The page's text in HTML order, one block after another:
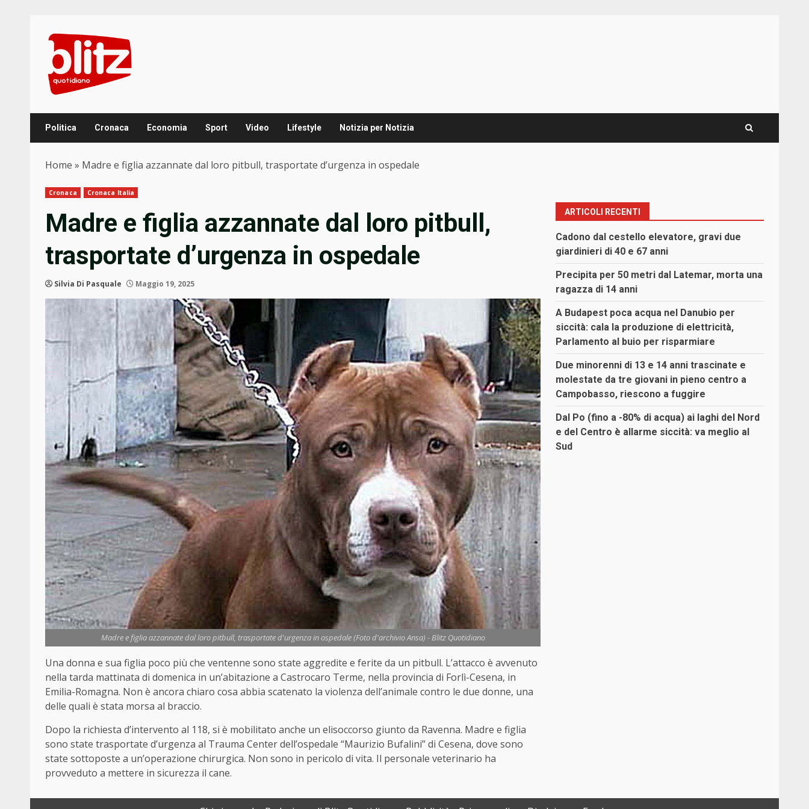
content
Politica Cronaca Economia Sport Video Lifestyle Notizia per Notizia
Home » Madre e figlia azzannate dal loro pitbull, trasportate d’urgenza in ospedale
Cronaca Cronaca Italia
Madre e figlia azzannate dal loro pitbull,
trasportate d’urgenza in ospedale
Silvia Di Pasquale Maggio 19, 2025
Madre e figlia azzannate dal loro pitbull, trasportate d'urgenza in ospedale (Foto d'archivio Ansa) - Blitz Quotidiano
Una donna e sua figlia poco più che ventenne sono state aggredite e ferite da un pitbull. L’attacco è avvenuto
nella tarda mattinata di domenica in un’abitazione a Castrocaro Terme, nella provincia di Forlì-Cesena, in
Emilia-Romagna. Non è ancora chiaro cosa abbia scatenato la violenza dell’animale contro le due donne, una
delle quali è stata morsa al braccio.
Dopo la richiesta d’intervento al 118, si è mobilitato anche un elisoccorso giunto da Ravenna. Madre e figlia
sono state trasportate d’urgenza al Trauma Center dell’ospedale “Maurizio Bufalini” di Cesena, dove sono
state sottoposte a un’operazione chirurgica. Non sono in pericolo di vita. Il personale veterinario ha
provveduto a mettere in sicurezza il cane.
ARTICOLI RECENTI
Cadono dal cestello elevatore, gravi due
giardinieri di 40 e 67 anni
Precipita per 50 metri dal Latemar, morta una
ragazza di 14 anni
A Budapest poca acqua nel Danubio per
siccità: cala la produzione di elettricità,
Parlamento al buio per risparmiare
Due minorenni di 13 e 14 anni trascinate e
molestate da tre giovani in pieno centro a
Campobasso, riescono a fuggire
Dal Po (fino a -80% di acqua) ai laghi del Nord
e del Centro è allarme siccità: va meglio al
Sud